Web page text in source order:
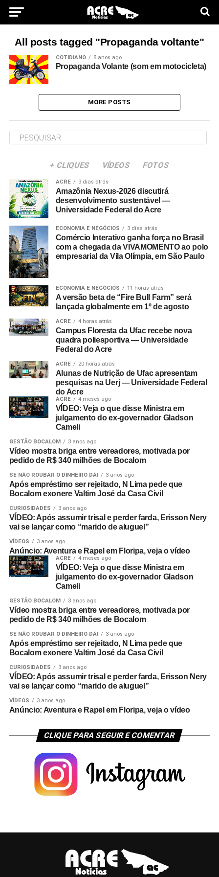
All posts tagged "Propaganda voltante"
COTIDIANO 8 anos ago
Propaganda Volante (som em motocicleta)
MORE POSTS
+ CLIQUES VÍDEOS FOTOS
ACRE 3 dias atrás
Amazônia Nexus-2026 discutirá
desenvolvimento sustentável —
Universidade Federal do Acre
ECONOMIA E NEGÓCIOS 3 dias atrás
Comércio Interativo ganha força no Brasil
com a chegada da VIVAMOMENTO ao polo
empresarial da Vila Olímpia, em São Paulo
ECONOMIA E NEGÓCIOS 11 horas atrás
A versão beta de “Fire Bull Farm” será
lançada globalmente em 1º de agosto
ACRE 4 horas atrás
Campus Floresta da Ufac recebe nova
quadra poliesportiva — Universidade
Federal do Acre
ACRE 20 horas atrás
Alunas de Nutrição de Ufac apresentam
pesquisas na Uerj — Universidade Federal
do Acre
ACRE 4 meses ago
VÍDEO: Veja o que disse Ministra em
julgamento do ex-governador Gladson
Cameli
GESTÃO BOCALOM 3 anos ago
Vídeo mostra briga entre vereadores, motivada por
pedido de R$ 340 milhões de Bocalom
SE NÃO ROUBAR O DINHEIRO DÁ! 3 anos ago
Após empréstimo ser rejeitado, N Lima pede que
Bocalom exonere Valtim José da Casa Civil
CURIOSIDADES 3 anos ago
VÍDEO: Após assumir trisal e perder farda, Erisson Nery
vai se lançar como “marido de aluguel”
VÍDEOS 3 anos ago
Anúncio: Aventura e Rapel em Floripa, veja o vídeo
ACRE 4 meses ago
VÍDEO: Veja o que disse Ministra em
julgamento do ex-governador Gladson
Cameli
GESTÃO BOCALOM 3 anos ago
Vídeo mostra briga entre vereadores, motivada por
pedido de R$ 340 milhões de Bocalom
SE NÃO ROUBAR O DINHEIRO DÁ! 3 anos ago
Após empréstimo ser rejeitado, N Lima pede que
Bocalom exonere Valtim José da Casa Civil
CURIOSIDADES 3 anos ago
VÍDEO: Após assumir trisal e perder farda, Erisson Nery
vai se lançar como “marido de aluguel”
VÍDEOS 3 anos ago
Anúncio: Aventura e Rapel em Floripa, veja o vídeo
CLIQUE PARA SEGUIR E COMENTAR